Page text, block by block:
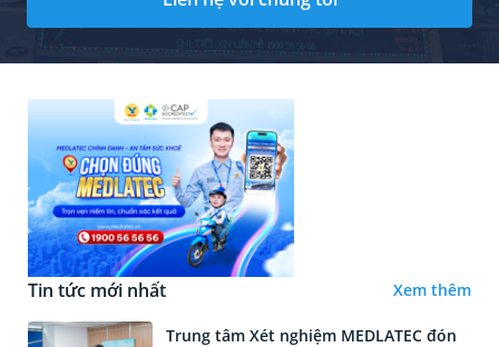
Tin tức mới nhất Xem thêm
Trung tâm Xét nghiệm MEDLATEC đón